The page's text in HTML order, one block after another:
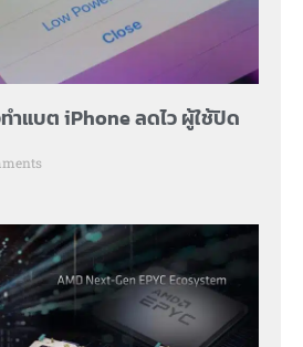
ำแบต iPhone ลดไว ผู้ใช้ปิด